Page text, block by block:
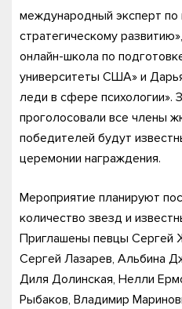
международный эксперт по
стратегическому
онлайн-школа по
университеты США» и
леди в сфере психологии».
проголосовали все члены
победителей будут
церемонии награждения.
Мероприятие планируют
количество звезд и
Приглашены певцы Сергей
Сергей Лазарев, Альбина
Диля Долинская, Нелли
Рыбаков, Владимир